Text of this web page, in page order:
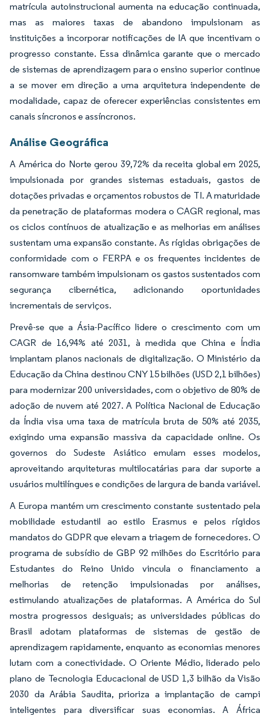
matrícula autoinstrucional aumenta na educação continuada,
mas as maiores taxas de abandono impulsionam as
instituições a incorporar notificações de IA que incentivam o
progresso constante. Essa dinâmica garante que o mercado
de sistemas de aprendizagem para o ensino superior continue
a se mover em direção a uma arquitetura independente de
modalidade, capaz de oferecer experiências consistentes em
canais síncronos e assíncronos.
Análise Geográfica
A América do Norte gerou 39,72% da receita global em 2025,
impulsionada por grandes sistemas estaduais, gastos de
dotações privadas e orçamentos robustos de TI. A maturidade
da penetração de plataformas modera o CAGR regional, mas
os ciclos contínuos de atualização e as melhorias em análises
sustentam uma expansão constante. As rígidas obrigações de
conformidade com o FERPA e os frequentes incidentes de
ransomware também impulsionam os gastos sustentados com
segurança cibernética, adicionando oportunidades
incrementais de serviços.
Prevê-se que a Ásia-Pacífico lidere o crescimento com um
CAGR de 16,94% até 2031, à medida que China e Índia
implantam planos nacionais de digitalização. O Ministério da
Educação da China destinou CNY 15 bilhões (USD 2,1 bilhões)
para modernizar 200 universidades, com o objetivo de 80% de
adoção de nuvem até 2027. A Política Nacional de Educação
da Índia visa uma taxa de matrícula bruta de 50% até 2035,
exigindo uma expansão massiva da capacidade online. Os
governos do Sudeste Asiático emulam esses modelos,
aproveitando arquiteturas multilocatárias para dar suporte a
usuários multilíngues e condições de largura de banda variável.
A Europa mantém um crescimento constante sustentado pela
mobilidade estudantil ao estilo Erasmus e pelos rígidos
mandatos do GDPR que elevam a triagem de fornecedores. O
programa de subsídio de GBP 92 milhões do Escritório para
Estudantes do Reino Unido vincula o financiamento a
melhorias de retenção impulsionadas por análises,
estimulando atualizações de plataformas. A América do Sul
mostra progressos desiguais; as universidades públicas do
Brasil adotam plataformas de sistemas de gestão de
aprendizagem rapidamente, enquanto as economias menores
lutam com a conectividade. O Oriente Médio, liderado pelo
plano de Tecnologia Educacional de USD 1,3 bilhão da Visão
2030 da Arábia Saudita, prioriza a implantação de campi
inteligentes para diversificar suas economias. A África